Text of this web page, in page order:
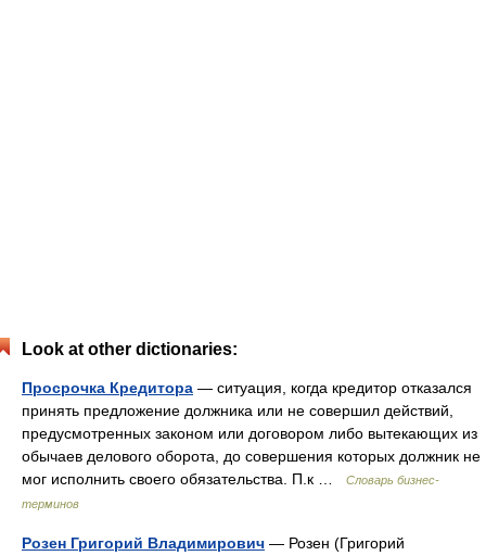
Look at other dictionaries:
Просрочка Кредитора — ситуация, когда кредитор отказался
принять предложение должника или не совершил действий,
предусмотренных законом или договором либо вытекающих из
обычаев делового оборота, до совершения которых должник не
мог исполнить своего обязательства. П.к …
Словарь бизнес-
терминов
Розен Григорий Владимирович — Розен (Григорий